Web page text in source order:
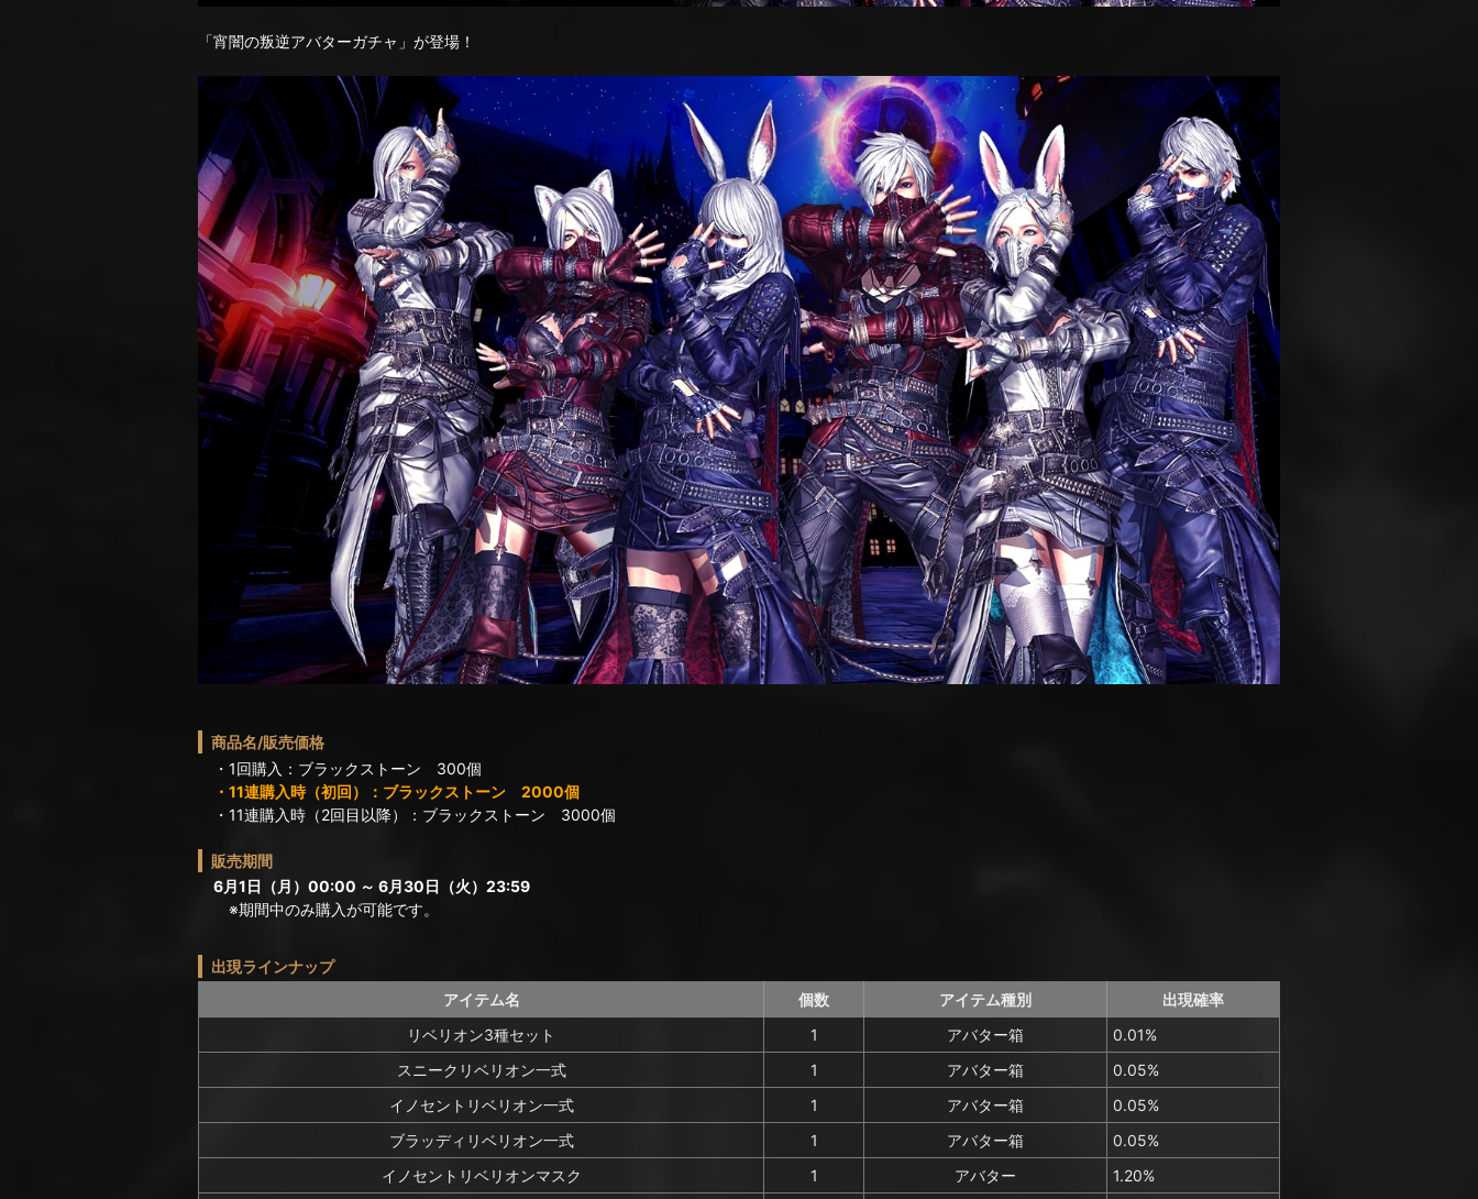
「宵闇の叛逆アバターガチャ」が登場！
商品名/販売価格
・1回購入：ブラックストーン 300個
・11連購入時（初回）：ブラックストーン 2000個
・11連購入時（2回目以降）：ブラックストーン 3000個
販売期間
6月1日（月）00:00 ～ 6月30日（火）23:59
※期間中のみ購入が可能です。
出現ラインナップ
アイテム名
個数 アイテム種別
出現確率
リベリオン3種セット
1 アバター箱
0.01%
スニークリベリオン一式
1 アバター箱
0.05%
イノセントリベリオン一式
1 アバター箱
0.05%
ブラッディリベリオン一式
1 アバター箱
0.05%
イノセントリベリオンマスク
1 アバター
1.20%